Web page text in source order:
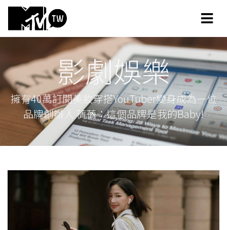
影劇娛樂
擁有40萬訂閱美妝穿搭YouTuber變身成為一位
品牌創辦人 蒨蒨：這個品牌是我的Baby!